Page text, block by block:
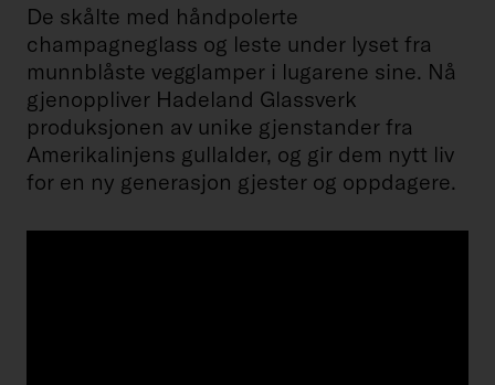
De skålte med håndpolerte
champagneglass og leste under lyset fra
munnblåste vegglamper i lugarene sine. Nå
gjenoppliver Hadeland Glassverk
produksjonen av unike gjenstander fra
Amerikalinjens gullalder, og gir dem nytt liv
for en ny generasjon gjester og oppdagere.